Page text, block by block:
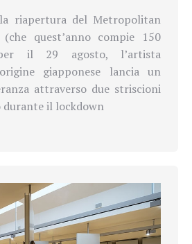
riapertura del Metropolitan
quest’anno compie 150
il 29 agosto, l’artista
giapponese lancia un
attraverso due striscioni
il lockdown